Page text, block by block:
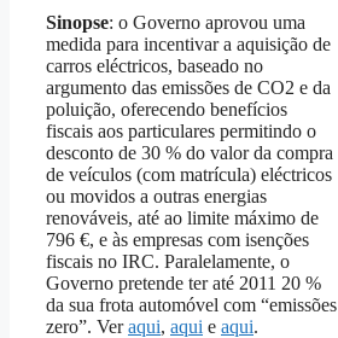
Sinopse: o Governo aprovou uma
medida para incentivar a aquisição de
carros eléctricos, baseado no
argumento das emissões de CO2 e da
poluição, oferecendo benefícios
fiscais aos particulares permitindo o
desconto de 30 % do valor da compra
de veículos (com matrícula) eléctricos
ou movidos a outras energias
renováveis, até ao limite máximo de
796 €, e às empresas com isenções
fiscais no IRC. Paralelamente, o
Governo pretende ter até 2011 20 %
da sua frota automóvel com “emissões
zero”. Veraqui, aqui e aqui.